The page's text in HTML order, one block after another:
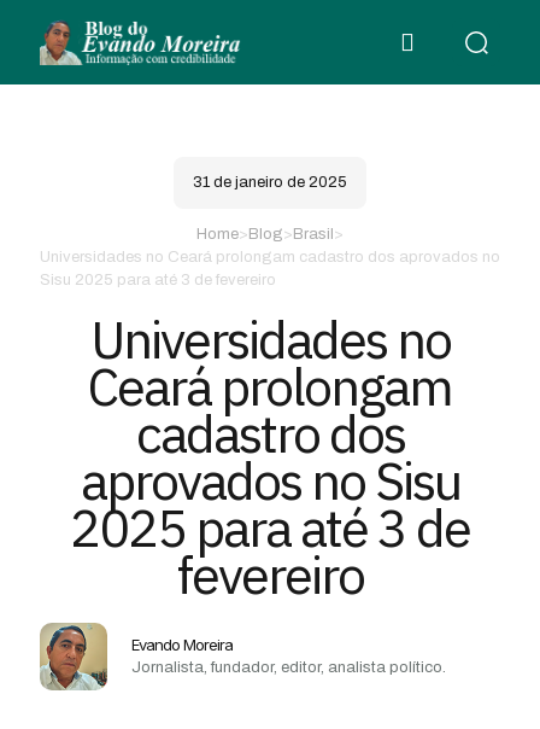
31 de janeiro de 2025
Home> Blog> Brasil >
Universidades no Ceará prolongam cadastro dos aprovados no
Sisu 2025 para até 3 de fevereiro
Universidades no
Ceará prolongam
cadastro dos
aprovados no Sisu
2025 para até 3 de
fevereiro
Evando Moreira
Jornalista, fundador, editor, analista político.